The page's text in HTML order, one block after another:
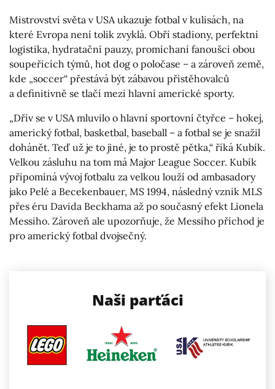
Mistrovství světa v USA ukazuje fotbal v kulisách, na
které Evropa není tolik zvyklá. Obří stadiony, perfektní
logistika, hydratační pauzy, promíchaní fanoušci obou
soupeřících týmů, hot dog o poločase – a zároveň země,
kde „soccer“ přestává být zábavou přistěhovalců
a definitivně se tlačí mezi hlavní americké sporty.
„Dřív se v USA mluvilo o hlavní sportovní čtyřce – hokej,
americký fotbal, basketbal, baseball – a fotbal se je snažil
dohánět. Teď už je to jiné, je to prostě pětka,“ říká Kubík.
Velkou zásluhu na tom má Major League Soccer. Kubík
připomíná vývoj fotbalu za velkou louží od ambasadory
jako Pelé a Becekenbauer, MS 1994, následný vznik MLS
přes éru Davida Beckhama až po současný efekt Lionela
Messiho. Zároveň ale upozorňuje, že Messiho příchod je
pro americký fotbal dvojsečný.
Naši parťáci